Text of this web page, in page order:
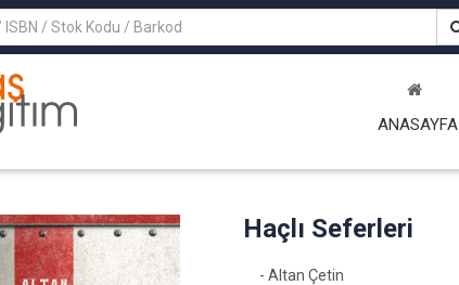
ANASAYFA
Haçlı Seferleri
- Altan Çetin